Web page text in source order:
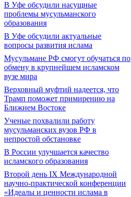
В Уфе обсудили насущные
проблемы мусульманского
образования
В Уфе обсудили актуальные
вопросы развития ислама
Мусульмане РФ смогут обучаться по
обмену в крупнейшем исламском
вузе мира
Верховный муфтий надеется, что
Трамп поможет примирению на
Ближнем Востоке
Ученые похвалили работу
мусульманских вузов РФ в
непростой обстановке
В России улучшается качество
исламского образования
Второй день IX Международной
научно-практической конференции
«Идеалы и ценности ислама в